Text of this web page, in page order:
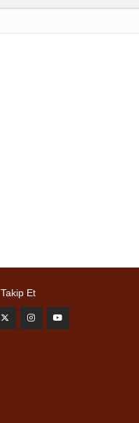
Takip Et